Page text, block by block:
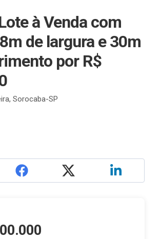
à Venda com
de largura e 30m
por R$
Sorocaba-SP